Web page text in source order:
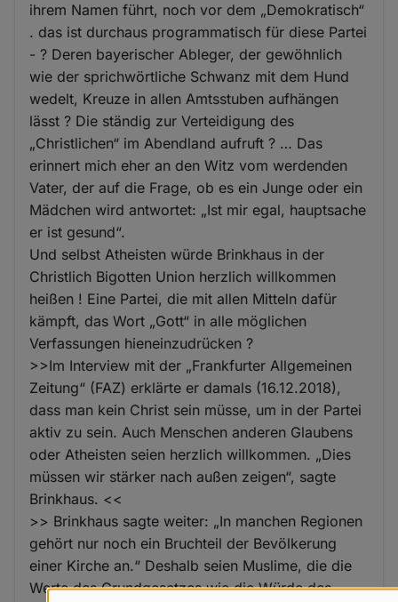
ihrem Namen führt, noch vor dem „Demokratisch“
. das ist durchaus programmatisch für diese Partei
- ? Deren bayerischer Ableger, der gewöhnlich
wie der sprichwörtliche Schwanz mit dem Hund
wedelt, Kreuze in allen Amtsstuben aufhängen
lässt ? Die ständig zur Verteidigung des
„Christlichen“ im Abendland aufruft ? … Das
erinnert mich eher an den Witz vom werdenden
Vater, der auf die Frage, ob es ein Junge oder ein
Mädchen wird antwortet: „Ist mir egal, hauptsache
er ist gesund“.
Und selbst Atheisten würde Brinkhaus in der
Christlich Bigotten Union herzlich willkommen
heißen ! Eine Partei, die mit allen Mitteln dafür
kämpft, das Wort „Gott“ in alle möglichen
Verfassungen hieneinzudrücken ?
>>Im Interview mit der „Frankfurter Allgemeinen
Zeitung“ (FAZ) erklärte er damals (16.12.2018),
dass man kein Christ sein müsse, um in der Partei
aktiv zu sein. Auch Menschen anderen Glaubens
oder Atheisten seien herzlich willkommen. „Dies
müssen wir stärker nach außen zeigen“, sagte
Brinkhaus. <<
>> Brinkhaus sagte weiter: „In manchen Regionen
gehört nur noch ein Bruchteil der Bevölkerung
einer Kirche an.“ Deshalb seien Muslime, die die
Werte des Grundgesetzes wie die Würde des